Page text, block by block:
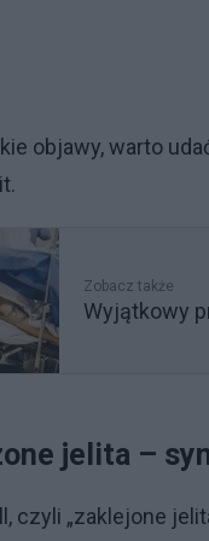
objawy, warto
Zobacz także
Wyjątkowy
jelita –
czyli „zaklejone